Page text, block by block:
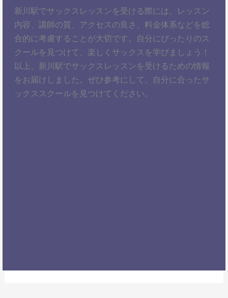
新川駅でサックスレッスンを受ける際には、レッスン
内容、講師の質、アクセスの良さ、料金体系などを総
合的に考慮することが大切です。自分にぴったりのス
クールを見つけて、楽しくサックスを学びましょう！
以上、新川駅でサックスレッスンを受けるための情報
をお届けしました。ぜひ参考にして、自分に合ったサ
ックススクールを見つけてください。